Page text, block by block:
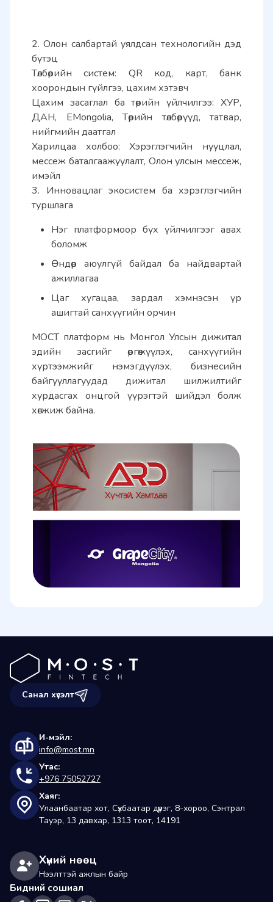
2. Олон салбартай уялдсан технологийн дэд
бүтэц
Төлбөрийн систем: QR код, карт, банк
хоорондын гүйлгээ, цахим хэтэвч
Цахим засаглал ба төрийн үйлчилгээ: ХУР,
ДАН, EMongolia, Төрийн төлбөрүүд, татвар,
нийгмийн даатгал
Харилцаа холбоо: Хэрэглэгчийн нууцлал,
мессеж баталгаажуулалт, Олон улсын мессеж,
имэйл
3. Инновацлаг экосистем ба хэрэглэгчийн
туршлага
Нэг платформоор бүх үйлчилгээг авах
боломж
Өндөр аюулгүй байдал ба найдвартай
ажиллагаа
Цаг хугацаа, зардал хэмнэсэн үр
ашигтай санхүүгийн орчин
МОСТ платформ нь Монгол Улсын дижитал
эдийн засгийг өргөжүүлэх, санхүүгийн
хүртээмжийг нэмэгдүүлэх, бизнесийн
байгууллагуудад дижитал шилжилтийг
хурдасгах онцгой үүрэгтэй шийдэл болж
хөгжиж байна.
Санал хүсэлт
И-мэйл:
info@most.mn
Утас:
+976 75052727
Хаяг:
Улаанбаатар хот, Сүхбаатар дүүрэг, 8-хороо, Сэнтрал
Тауэр, 13 давхар, 1313 тоот, 14191
Хүний нөөц
Нээлттэй ажлын байр
Бидний сошиал